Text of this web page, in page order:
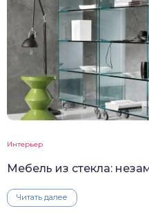
Интерьер
Мебель из стекла:
Читать далее